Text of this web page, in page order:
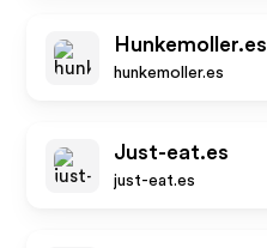
Hunkemoller.es
hunkemoller.es
Just-eat.es
just-eat.es